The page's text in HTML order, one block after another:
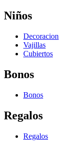
Niños
Decoracion
Vajillas
Cubiertos
Bonos
Bonos
Regalos
Regalos